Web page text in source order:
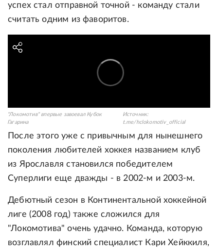
успех стал отправной точной - команду стали
считать одним из фаворитов.
"Локомотив" впервые завоевал Кубок
Гагарина
Источник:
t.me/hclokomotiv_official
После этого уже с привычным для нынешнего
поколения любителей хоккея названием клуб
из Ярославля становился победителем
Суперлиги еще дважды - в 2002-м и 2003-м.
Дебютный сезон в Континентальной хоккейной
лиге (2008 год) также сложился для
"Локомотива" очень удачно. Команда, которую
возглавлял финский специалист Кари Хейккиля,